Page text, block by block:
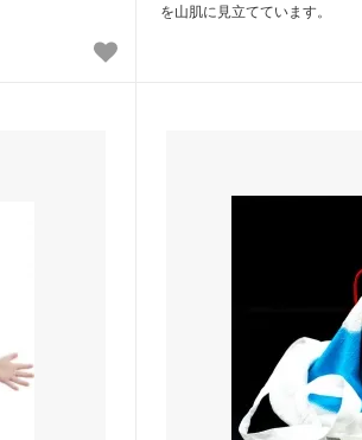
を山肌に見立てています。